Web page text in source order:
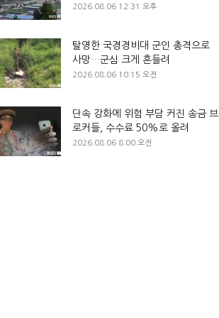
2026.08.06 12:31 오후
탈영한 국경경비대 군인 총격으로
사망…군심 크게 흔들려
2026.08.06 10:15 오전
단속 강화에 위험 부담 커진 송금 브
로커들, 수수료 50%로 올려
2026.08.06 8:00 오전